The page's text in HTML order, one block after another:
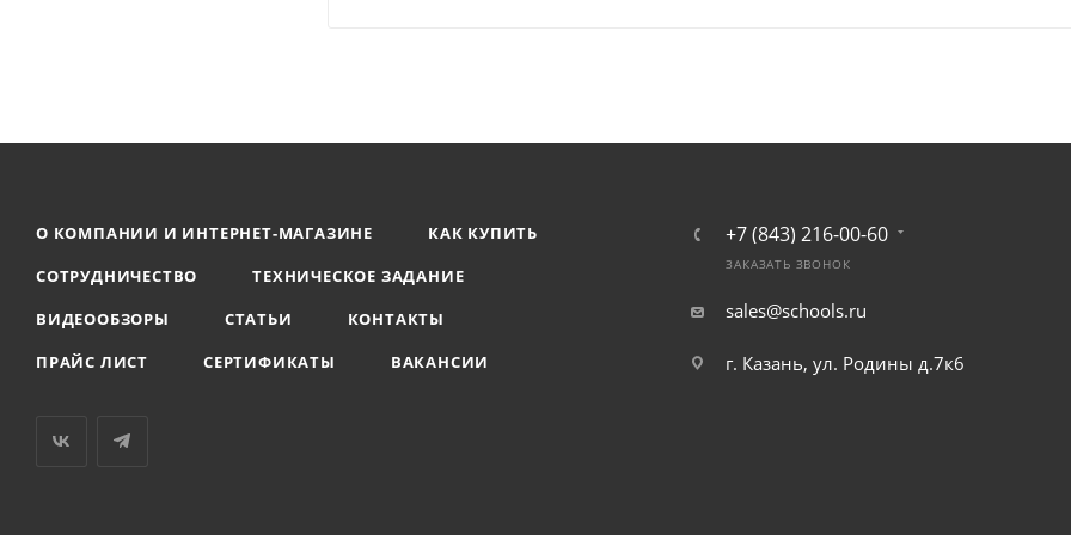
О КОМПАНИИ И ИНТЕРНЕТ-МАГАЗИНЕ
КАК КУПИТЬ
СОТРУДНИЧЕСТВО
ТЕХНИЧЕСКОЕ ЗАДАНИЕ
ВИДЕООБЗОРЫ
СТАТЬИ
КОНТАКТЫ
ПРАЙС ЛИСТ
СЕРТИФИКАТЫ ВАКАНСИИ
+7 (843) 216-00-60
ЗАКАЗАТЬ ЗВОНОК
sales@schools.ru
г. Казань, ул. Родины д.7к6